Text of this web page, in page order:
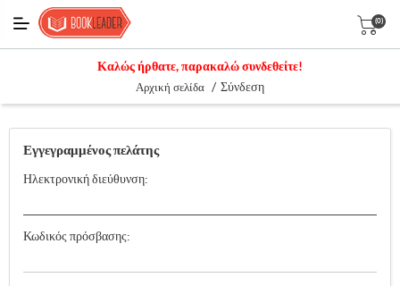
(0)
Καλώς ήρθατε, παρακαλώ συνδεθείτε!
Αρχική σελίδα / Σύνδεση
Εγγεγραμμένος πελάτης
Ηλεκτρονική διεύθυνση:
Κωδικός πρόσβασης: